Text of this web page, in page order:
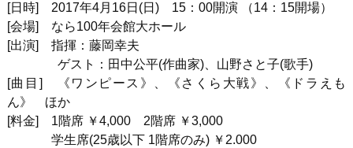
[日時] 2017年4月16日(日) 15：00開演 （14：15開場）
[会場] なら100年会館大ホール
[出演] 指揮：藤岡幸夫
ゲスト：田中公平(作曲家)、山野さと子(歌手)
[曲目] 《ワンピース》、《さくら大戦》、《ドラえも
ん》 ほか
[料金] 1階席 ￥4,000 2階席 ￥3,000
学生席(25歳以下 1階席のみ) ￥2.000